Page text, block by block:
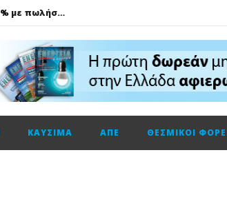
Cenergy: Κέρδη εξαμήνου +45,3% με πωλήσεις +13%
Η Νέα διπλή κορυφαία διάκριση για τη Schneider Electric στα Cloud Computing Awards 2026
Λάρισα Θερμοηλεκτρική: Στην AVAX η κατασκευή της νέας μονάδας ηλεκτροπαραγωγής
ΚΑΎΣΙΜΑ ΑΠΕ ΘΕΣΜΙΚΟΊ